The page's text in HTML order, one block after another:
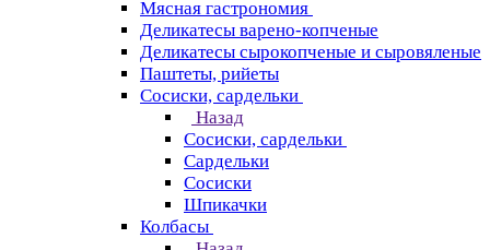
Мясная гастрономия
Деликатесы варено-копченые
Деликатесы сырокопченые и сыровяленые
Паштеты, рийеты
Сосиски, сардельки
Назад
Сосиски, сардельки
Сардельки
Сосиски
Шпикачки
Колбасы